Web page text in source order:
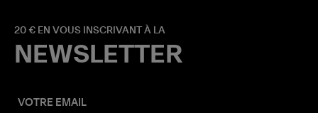
20 € EN VOUS INSCRIVANT À LA
NEWSLETTER